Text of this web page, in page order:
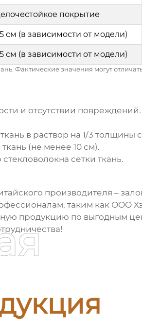
покрытие
см (в зависимости от модели)
см (в зависимости от модели)
. Фактические значения могут
и отсутствии повреждений.
в раствор на 1/3 толщины
(не менее 10 см).
стекловолокна сетки ткань.
производителя –
таким как ООО
продукцию по выгодным